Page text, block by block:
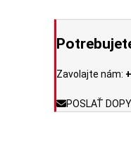
Zavolajte nám:
POSLAŤ